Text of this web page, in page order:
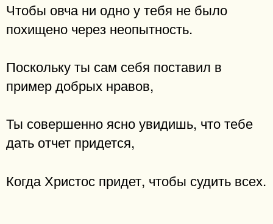
Чтобы овча ни одно у тебя не было
похищено через неопытность.
Поскольку ты сам себя поставил в
пример добрых нравов,
Ты совершенно ясно увидишь, что тебе
дать отчет придется,
Когда Христос придет, чтобы судить всех.